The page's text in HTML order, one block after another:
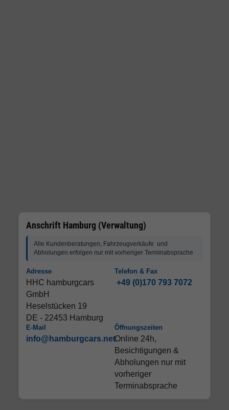
Anschrift Hamburg (Verwaltung)
Alle Kundenberatungen, Fahrzeugverkäufe und
Abholungen erfolgen nur mit vorheriger Terminabsprache
Adresse
HHC hamburgcars
GmbH
Heselstücken 19
DE - 22453 Hamburg
Telefon & Fax
+49 (0)170 793 7072
E-Mail
info@hamburgcars.net
Öffnungszeiten
Online 24h,
Besichtigungen &
Abholungen nur mit
vorheriger
Terminabsprache